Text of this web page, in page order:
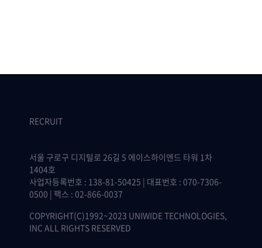
RECRUIT
서울 구로구 디지털로 26길 5 에이스하이엔드 타워 1차
1404호
사업자등록번호 : 138-81-50425 | 대표번호 : 070-7306-
0500 | 팩스 : 02-866-0037
COPYRIGHT(C)1992~2023 UNIWIDE TECHNOLOGIES,
INC ALL RIGHTS RESERVED